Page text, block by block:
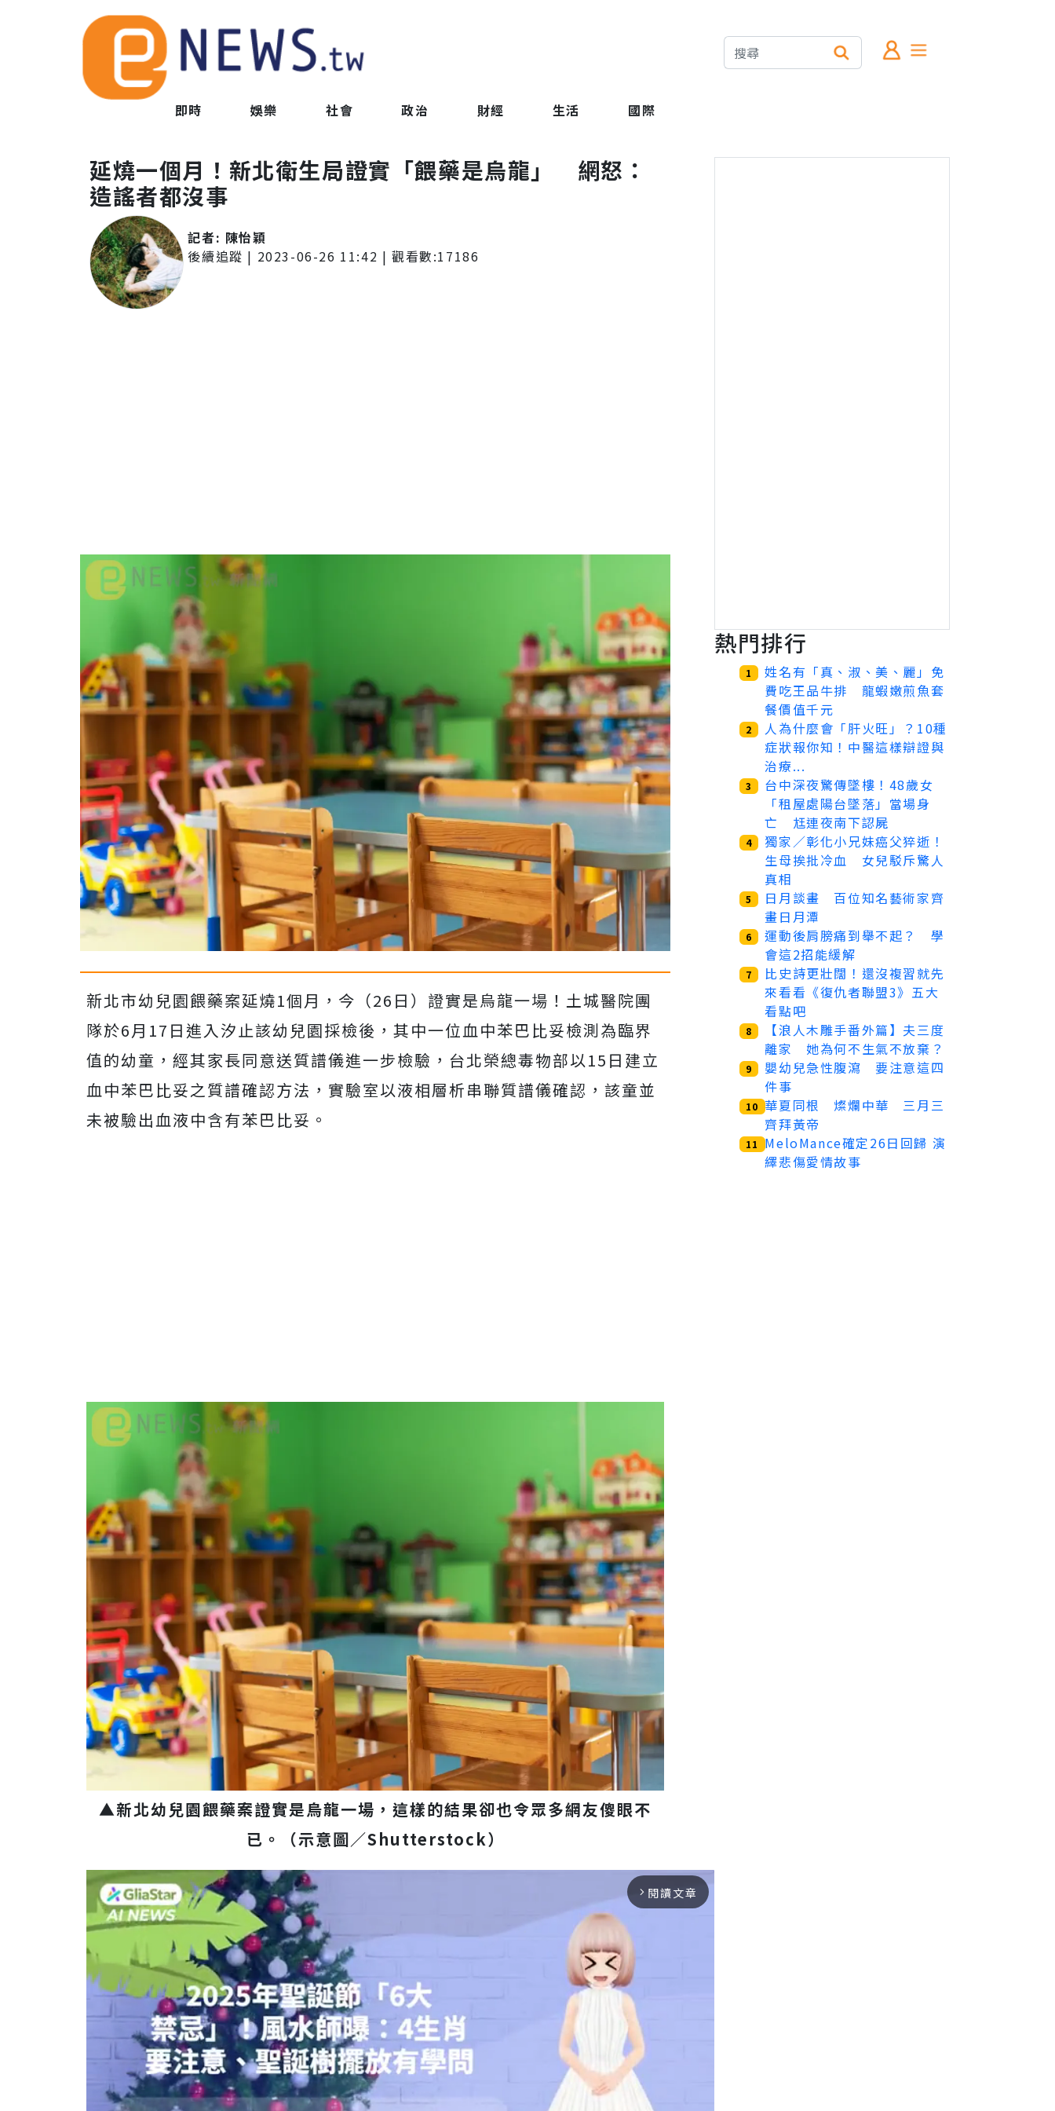
即時 娛樂 社會 政治 財經 生活 國際
延燒一個月！新北衛生局證實「餵藥是烏龍」 網怒：
造謠者都沒事
記者: 陳怡穎
後續追蹤 | 2023-06-26 11:42 | 觀看數:17186
新北市幼兒園餵藥案延燒1個月，今（26日）證實是烏龍一場！土城醫院團
隊於6月17日進入汐止該幼兒園採檢後，其中一位血中苯巴比妥檢測為臨界
值的幼童，經其家長同意送質譜儀進一步檢驗，台北榮總毒物部以15日建立
血中苯巴比妥之質譜確認方法，實驗室以液相層析串聯質譜儀確認，該童並
未被驗出血液中含有苯巴比妥。
▲新北幼兒園餵藥案證實是烏龍一場，這樣的結果卻也令眾多網友傻眼不
已。（示意圖／Shutterstock）
arrow_forward_ios 閱讀文章
熱門排行
1
姓名有「真、淑、美、麗」免
費吃王品牛排 龍蝦嫩煎魚套
餐價值千元
2
人為什麼會「肝火旺」？10種
症狀報你知！中醫這樣辯證與
治療...
3
台中深夜驚傳墜樓！48歲女
「租屋處陽台墜落」當場身
亡 尪連夜南下認屍
4
獨家／彰化小兄妹癌父猝逝！
生母挨批冷血 女兒駁斥驚人
真相
5
日月談畫 百位知名藝術家齊
畫日月潭
6
運動後肩膀痛到舉不起？ 學
會這2招能緩解
7
比史詩更壯闊！還沒複習就先
來看看《復仇者聯盟3》五大
看點吧
8
【浪人木雕手番外篇】夫三度
離家 她為何不生氣不放棄？
9
嬰幼兒急性腹瀉 要注意這四
件事
10 華夏同根 燦爛中華 三月三
齊拜黃帝
11
MeloMance確定26日回歸 演
繹悲傷愛情故事